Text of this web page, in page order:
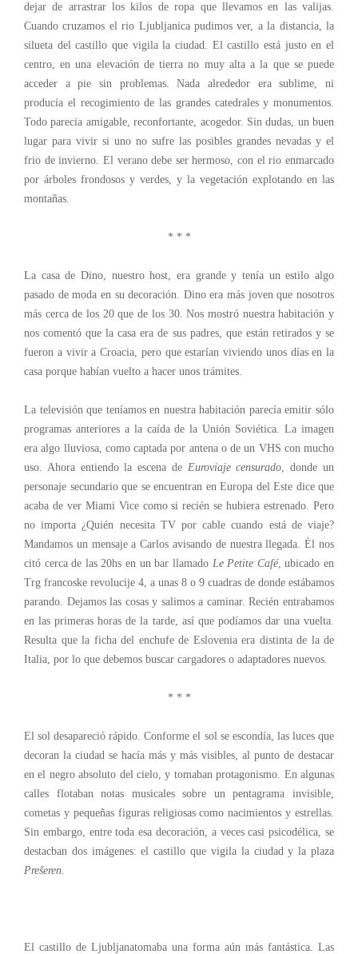
dejar de arrastrar los kilos de ropa que llevamos en las valijas.
Cuando cruzamos el rio Ljubljanica pudimos ver, a la distancia, la
silueta del castillo que vigila la ciudad. El castillo está justo en el
centro, en una elevación de tierra no muy alta a la que se puede
acceder a pie sin problemas. Nada alrededor era sublime, ni
producía el recogimiento de las grandes catedrales y monumentos.
Todo parecia amigable, reconfortante, acogedor. Sin dudas, un buen
lugar para vivir si uno no sufre las posibles grandes nevadas y el
frio de invierno. El verano debe ser hermoso, con el rio enmarcado
por árboles frondosos y verdes, y la vegetación explotando en las
montañas.
* * *
La casa de Dino, nuestro host, era grande y tenía un estilo algo
pasado de moda en su decoración. Dino era más joven que nosotros
más cerca de los 20 que de los 30. Nos mostró nuestra habitación y
nos comentó que la casa era de sus padres, que están retirados y se
fueron a vivir a Croacia, pero que estarían viviendo unos días en la
casa porque habían vuelto a hacer unos trámites.
La televisión que teníamos en nuestra habitación parecía emitir sólo
programas anteriores a la caída de la Unión Soviética. La imagen
era algo lluviosa, como captada por antena o de un VHS con mucho
uso. Ahora entiendo la escena de Euroviaje censurado, donde un
personaje secundario que se encuentran en Europa del Este dice que
acaba de ver Miami Vice como si recién se hubiera estrenado. Pero
no importa ¿Quién necesita TV por cable cuando está de viaje?
Mandamos un mensaje a Carlos avisando de nuestra llegada. Él nos
citó cerca de las 20hs en un bar llamado Le Petite Café, ubicado en
Trg francoske revolucije 4, a unas 8 o 9 cuadras de donde estábamos
parando. Dejamos las cosas y salimos a caminar. Recién entrabamos
en las primeras horas de la tarde, así que podíamos dar una vuelta.
Resulta que la ficha del enchufe de Eslovenia era distinta de la de
Italia, por lo que debemos buscar cargadores o adaptadores nuevos.
* * *
El sol desapareció rápido. Conforme el sol se escondía, las luces que
decoran la ciudad se hacía más y más visibles, al punto de destacar
en el negro absoluto del cielo, y tomaban protagonismo. En algunas
calles flotaban notas musicales sobre un pentagrama invisible,
cometas y pequeñas figuras religiosas como nacimientos y estrellas.
Sin embargo, entre toda esa decoración, a veces casi psicodélica, se
destacban dos imágenes: el castillo que vigila la ciudad y la plaza
Prešeren.
El castillo de Ljubljanatomaba una forma aún más fantástica. Las